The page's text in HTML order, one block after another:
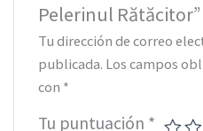
Pelerinul Rătăcitor”
Tu dirección de correo
publicada. Los campos
con *
Tu puntuación *